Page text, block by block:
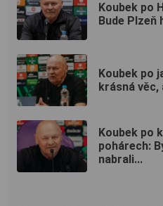
Koubek po
Bude Plzeň
Koubek po
krásná věc,
Koubek po
pohárech:
nabrali...